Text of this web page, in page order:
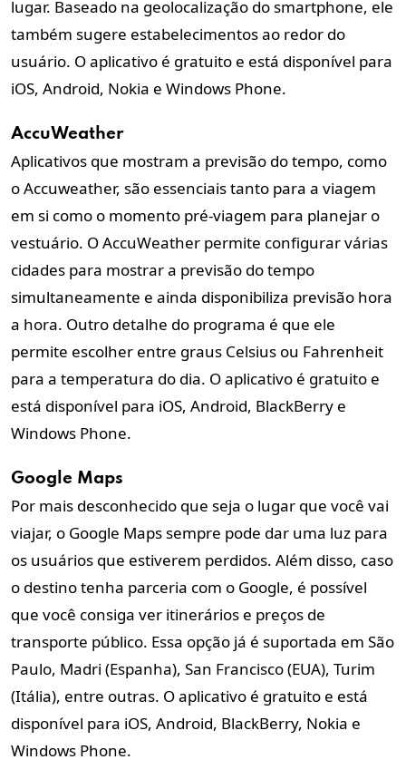
lugar. Baseado na geolocalização do smartphone, ele
também sugere estabelecimentos ao redor do
usuário. O aplicativo é gratuito e está disponível para
iOS, Android, Nokia e Windows Phone.
AccuWeather
Aplicativos que mostram a previsão do tempo, como
o Accuweather, são essenciais tanto para a viagem
em si como o momento pré-viagem para planejar o
vestuário. O AccuWeather permite configurar várias
cidades para mostrar a previsão do tempo
simultaneamente e ainda disponibiliza previsão hora
a hora. Outro detalhe do programa é que ele
permite escolher entre graus Celsius ou Fahrenheit
para a temperatura do dia. O aplicativo é gratuito e
está disponível para iOS, Android, BlackBerry e
Windows Phone.
Google Maps
Por mais desconhecido que seja o lugar que você vai
viajar, o Google Maps sempre pode dar uma luz para
os usuários que estiverem perdidos. Além disso, caso
o destino tenha parceria com o Google, é possível
que você consiga ver itinerários e preços de
transporte público. Essa opção já é suportada em São
Paulo, Madri (Espanha), San Francisco (EUA), Turim
(Itália), entre outras. O aplicativo é gratuito e está
disponível para iOS, Android, BlackBerry, Nokia e
Windows Phone.